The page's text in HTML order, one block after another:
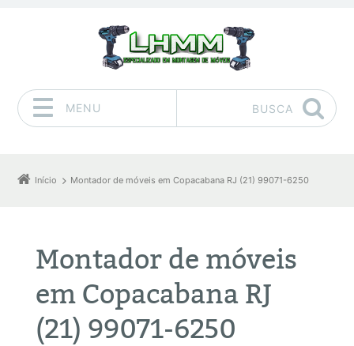
MENU BUSCA
Início Montador de móveis em Copacabana RJ (21) 99071-6250
Montador de móveis
em Copacabana RJ
(21) 99071-6250